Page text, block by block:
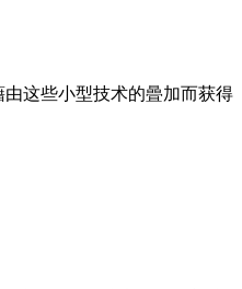
这些小型技术的曡加而获得